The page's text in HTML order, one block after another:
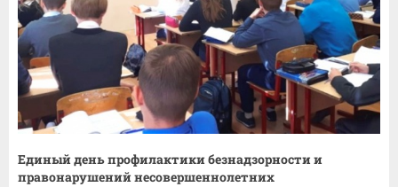
Единый день профилактики безнадзорности и
правонарушений несовершеннолетних